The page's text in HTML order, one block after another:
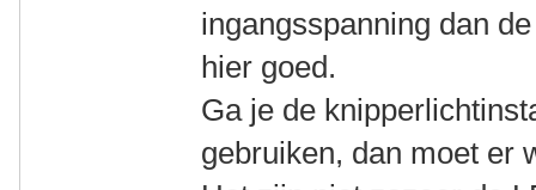
ingangsspanning dan
hier goed.
Ga je de
gebruiken, dan moet er